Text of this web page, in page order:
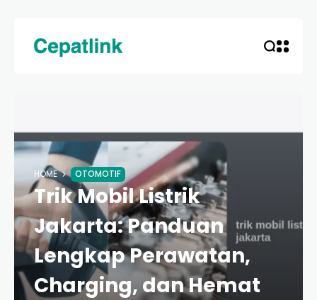
HOME OTOMOTIF
Trik Mobil Listrik
Jakarta: Panduan
Lengkap Perawatan,
Charging, dan Hemat